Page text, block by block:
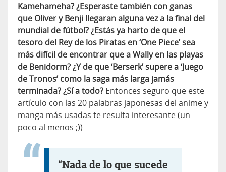
Kamehameha? ¿Esperaste también con ganas
que Oliver y Benji llegaran alguna vez a la final del
mundial de fútbol? ¿Estás ya harto de que el
tesoro del Rey de los Piratas en ‘One Piece’ sea
más difícil de encontrar que a Wally en las playas
de Benidorm? ¿Y de que ‘Berserk’ supere a ‘Juego
de Tronos’ como la saga más larga jamás
terminada? ¿Sí a todo? Entonces seguro que este
artículo con las 20 palabras japonesas del anime y
manga más usadas te resulta interesante (un
poco al menos ;))
“Nada de lo que sucede